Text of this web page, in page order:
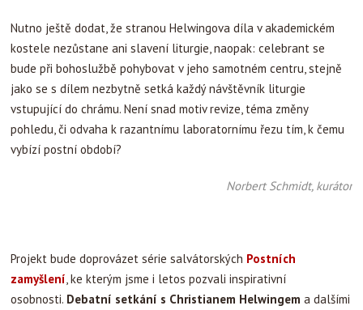
Nutno ještě dodat, že stranou Helwingova díla v akademickém
kostele nezůstane ani slavení liturgie, naopak: celebrant se
bude při bohoslužbě pohybovat v jeho samotném centru, stejně
jako se s dílem nezbytně setká každý návštěvník liturgie
vstupující do chrámu. Není snad motiv revize, téma změny
pohledu, či odvaha k razantnímu laboratornímu řezu tím, k čemu
vybízí postní období?
Norbert Schmidt, kurátor
Projekt bude doprovázet série salvátorských Postních
zamyšlení , ke kterým jsme i letos pozvali inspirativní
osobnosti. Debatní setkání s Christianem Helwingem a dalšími